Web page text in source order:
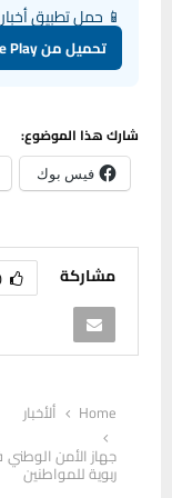
📱 حمل تطبيق
تحميل من Google Play
شارك هذا الموضوع:
فيس بوك
مشاركة
Home
ألأخبار
جهاز الأمن
ربوية للمواطنين